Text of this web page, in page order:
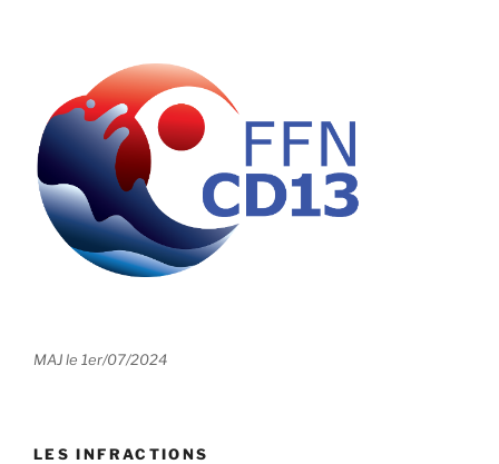
MAJ le 1er/07/2024
LES INFRACTIONS